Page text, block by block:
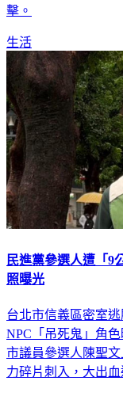
擊。
生活
民進黨參選人遭「
照曝光
台北市信義區密室
NPC「吊死鬼」角
市議員參選人陳聖
力碎片刺入，大出血